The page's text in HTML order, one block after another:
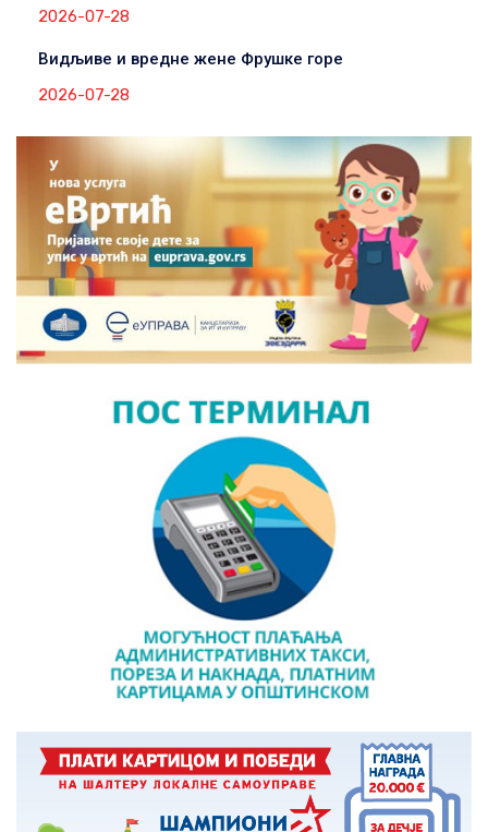
2026-07-28
Видљиве и вредне жене Фрушке горе
2026-07-28